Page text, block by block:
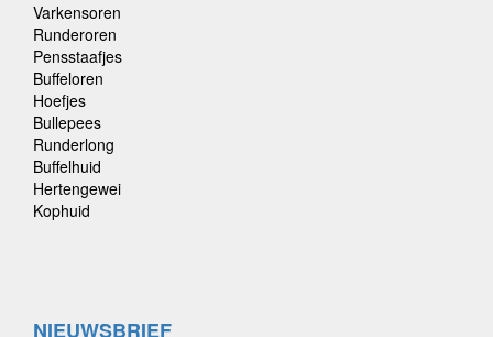
Varkensoren
Runderoren
Pensstaafjes
Buffeloren
Hoefjes
Bullepees
Runderlong
Buffelhuid
Hertengewei
Kophuid
NIEUWSBRIEF